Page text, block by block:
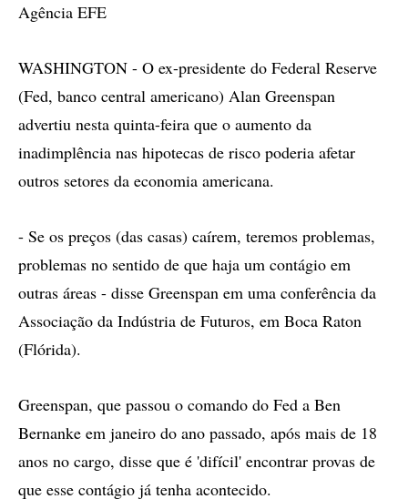
Agência EFE
WASHINGTON - O ex-presidente do Federal Reserve
(Fed, banco central americano) Alan Greenspan
advertiu nesta quinta-feira que o aumento da
inadimplência nas hipotecas de risco poderia afetar
outros setores da economia americana.
- Se os preços (das casas) caírem, teremos problemas,
problemas no sentido de que haja um contágio em
outras áreas - disse Greenspan em uma conferência da
Associação da Indústria de Futuros, em Boca Raton
(Flórida).
Greenspan, que passou o comando do Fed a Ben
Bernanke em janeiro do ano passado, após mais de 18
anos no cargo, disse que é 'difícil' encontrar provas de
que esse contágio já tenha acontecido.